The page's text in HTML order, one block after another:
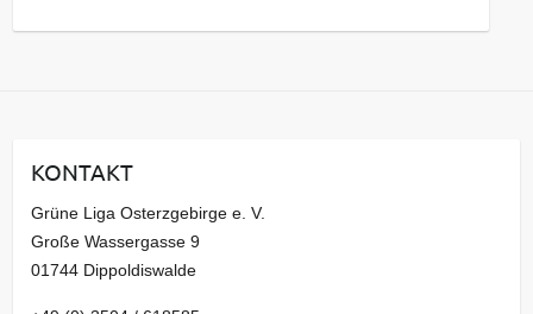
a
v
KONTAKT
Grüne Liga Osterzgebirge e. V.
Große Wassergasse 9
01744 Dippoldiswalde